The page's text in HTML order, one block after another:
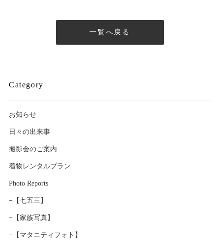
一覧へ戻る
Category
お知らせ
日々の出来事
撮影会のご案内
着物レンタルプラン
Photo Reports
−【七五三】
−【家族写真】
−【マタニティフォト】